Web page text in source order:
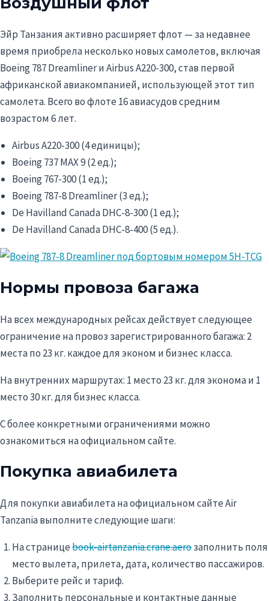
Эйр Танзания активно расширяет флот — за недавнее
время приобрела несколько новых самолетов, включая
Boeing 787 Dreamliner и Airbus A220-300, став первой
африканской авиакомпанией, использующей этот тип
самолета. Всего во флоте 16 авиасудов средним
возрастом 6 лет.
Airbus A220-300 (4 единицы);
Boeing 737 MAX 9 (2 ед.);
Boeing 767-300 (1 ед.);
Boeing 787-8 Dreamliner (3 ед.);
De Havilland Canada DHC-8-300 (1 ед.);
De Havilland Canada DHC-8-400 (5 ед.).
Нормы провоза багажа
На всех международных рейсах действует следующее
ограничение на провоз зарегистрированного багажа: 2
места по 23 кг. каждое для эконом и бизнес класса.
На внутренних маршрутах: 1 место 23 кг. для эконома и 1
место 30 кг. для бизнес класса.
С более конкретными ограничениями можно
ознакомиться на официальном сайте.
Покупка авиабилета
Для покупки авиабилета на официальном сайте Air
Tanzania выполните следующие шаги:
На страницеbook-airtanzania.crane.aeroзаполнить поля
место вылета, прилета, дата, количество пассажиров.
Выберите рейс и тариф.
Заполнить персональные и контактные данные